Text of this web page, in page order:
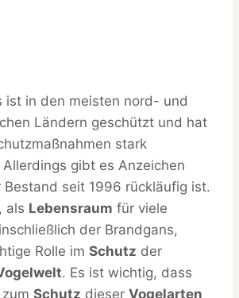
ist in den meisten nord- und
Ländern geschützt und hat
stark
gibt es Anzeichen
Bestand seit 1996 rückläufig ist.
als Lebensraum für viele
der Brandgans,
Rolle im Schutz der
. Es ist wichtig, dass
Schutz dieser Vogelarten